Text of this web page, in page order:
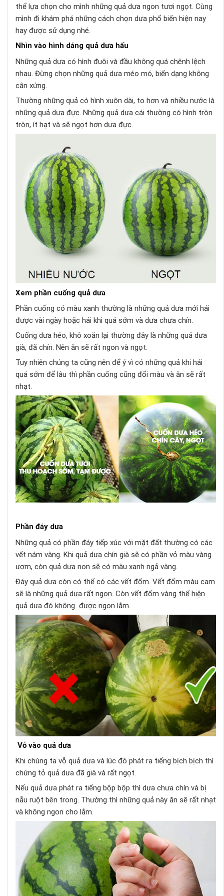
thể lựa chọn cho mình những quả dưa ngon tươi ngọt. Cùng
mình đi khám phá những cách chọn dưa phổ biến hiện nay
hay được sử dụng nhé.
Nhìn vào hình dáng quả dưa hấu
Những quả dưa có hình đuôi và đầu không quá chênh lệch
nhau. Đừng chọn những quả dưa méo mó, biến dạng không
cân xứng.
Thường những quả có hình xuôn dài, to hơn và nhiều nước là
những quả dưa đực. Những quả dưa cái thường có hình tròn
tròn, ít hạt và sẽ ngọt hơn dưa đực.
Xem phần cuống quả dưa
Phần cuống có màu xanh thường là những quả dưa mới hái
được vài ngày hoặc hái khi quá sớm và dưa chưa chín.
Cuống dưa héo, khô xoăn lại thường đây là những quả dưa
già, đã chín. Nên ăn sẽ rất ngon và ngọt.
Tuy nhiên chúng ta cũng nên để ý vì có những quả khi hái
quá sớm để lâu thì phần cuống cũng đổi màu và ăn sẽ rất
nhạt.
Phần đáy dưa
Những quả có phần đáy tiếp xúc với mặt đất thường có các
vết nám vàng. Khi quả dưa chín già sẽ có phần vỏ màu vàng
ươm, còn quả dưa non sẽ có màu xanh ngả vàng.
Đáy quả dưa còn có thể có các vết đốm. Vết đốm màu cam
sẽ là những quả dưa rất ngon. Còn vết đốm vàng thể hiện
quả dưa đó không được ngon lắm.
Vỗ vào quả dưa
Khi chúng ta vỗ quả dưa và lúc đó phát ra tiếng bịch bịch thì
chứng tỏ quả dưa đã già và rất ngọt.
Nếu quả dưa phát ra tiếng bộp bộp thì dưa chưa chín và bị
nẫu ruột bên trong. Thường thì những quả này ăn sẽ rất nhạt
và không ngon cho lắm.